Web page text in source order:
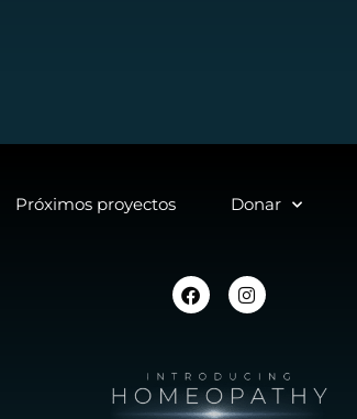
Próximos proyectos Donar